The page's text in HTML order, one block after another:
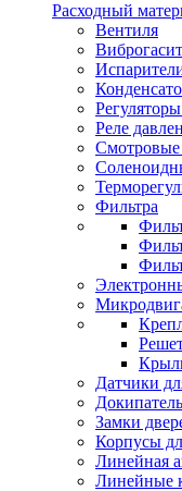
Расходный
Вентиля
Реле
Смотровые
Фильтра
Датчики
Докипатель
Замки
Корпусы
Линейная
Линейные